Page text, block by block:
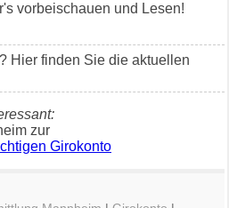
vorbeischauen und Lesen!
Hier finden Sie die aktuellen
zur
Girokonto